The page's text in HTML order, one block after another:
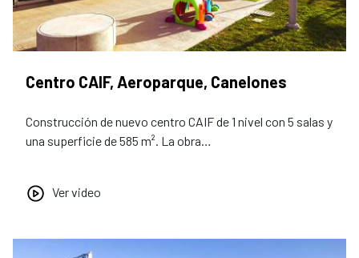
Centro CAIF, Aeroparque, Canelones
Construcción de nuevo centro CAIF de 1 nivel con 5 salas y
una superficie de 585 m². La obra…
Ver video